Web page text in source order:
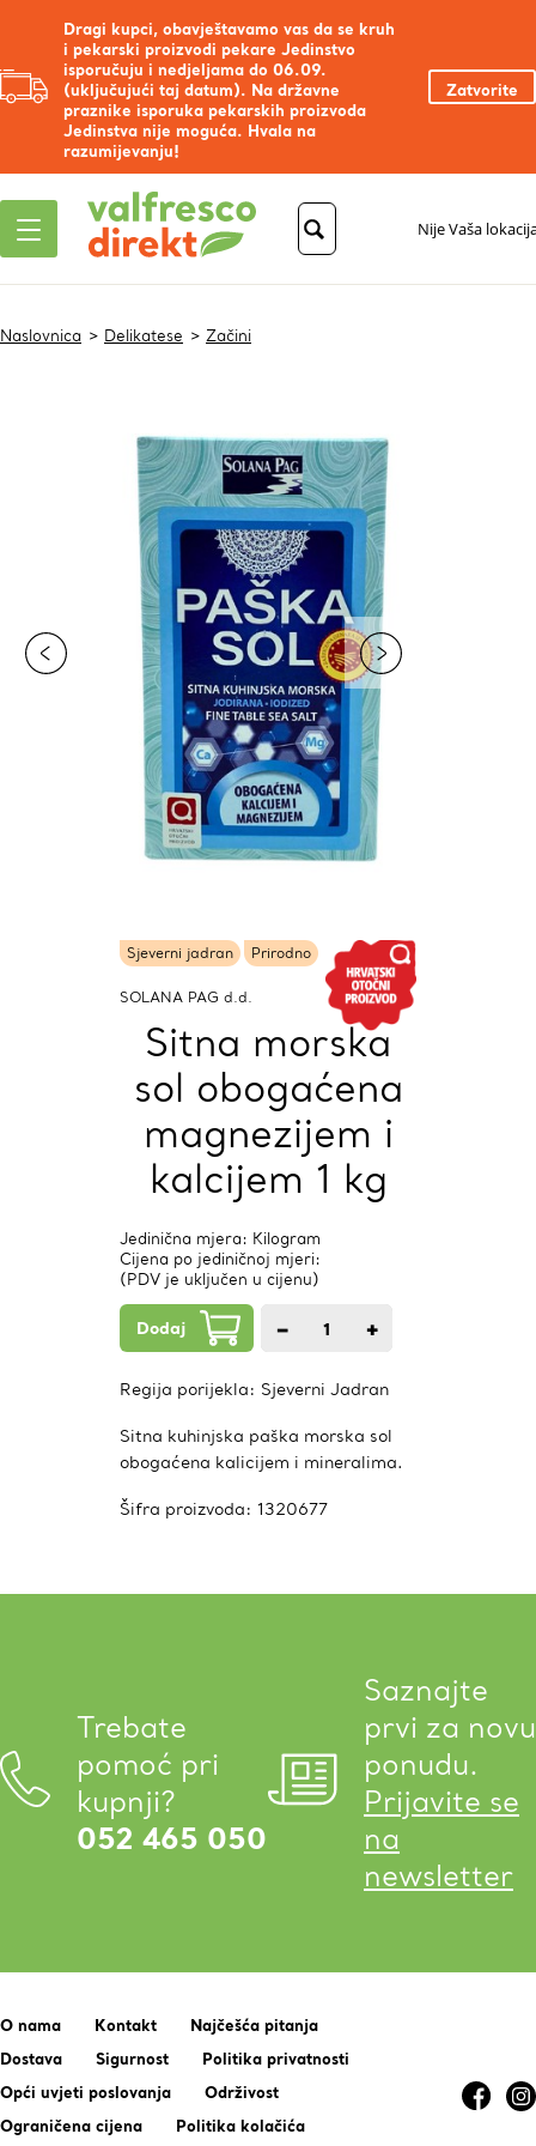
Dragi kupci, obavještavamo vas da se kruh
i pekarski proizvodi pekare Jedinstvo
isporučuju i nedjeljama do 06.09.
(uključujući taj datum). Na državne
praznike isporuka pekarskih proizvoda
Jedinstva nije moguća. Hvala na
razumijevanju!
Zatvorite
Nije Vaša
Naslovnica Delikatese Začini
Sjeverni jadran Prirodno
SOLANA PAG d.d.
Sitna morska
sol obogaćena
magnezijem i
kalcijem 1 kg
Jedinična mjera: Kilogram
Cijena po jediničnoj mjeri:
(PDV je uključen u cijenu)
Dodaj − 1 +
Regija porijekla: Sjeverni Jadran
Sitna kuhinjska paška morska sol
obogaćena kalicijem i mineralima.
Šifra proizvoda: 1320677
Trebate
pomoć pri
kupnji?
052 465 050
Saznajte
prvi za novu
ponudu.
Prijavite se
na
newsletter
O nama Kontakt
Najčešća pitanja
Dostava
Sigurnost
Politika privatnosti
Opći uvjeti poslovanja
Održivost
Ograničena cijena
Politika kolačića